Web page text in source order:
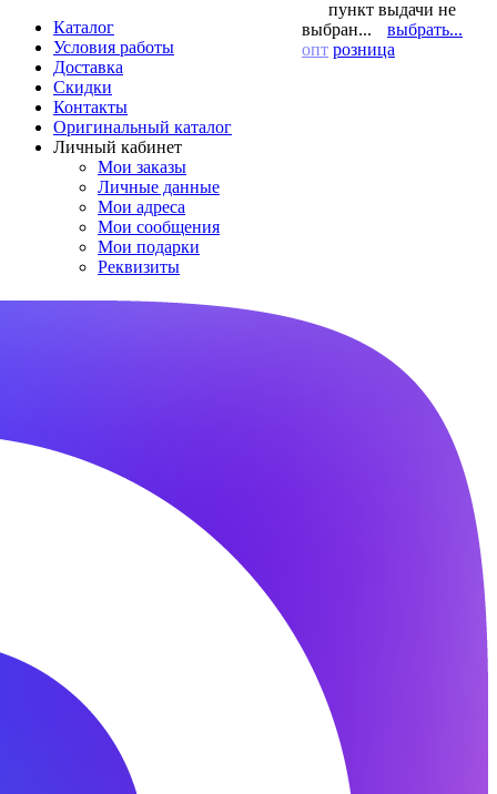
Каталог
Условия работы
Доставка
Скидки
Контакты
Оригинальный каталог
Личный кабинет
Мои заказы
Личные данные
Мои адреса
Мои сообщения
Мои подарки
Реквизиты
пункт выдачи не
выбран...
выбрать...
опт розница